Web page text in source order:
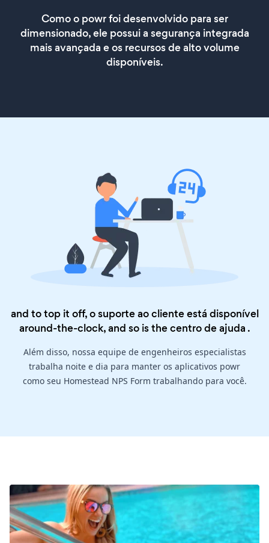
Como o powr foi desenvolvido para ser
dimensionado, ele possui a segurança integrada
mais avançada e os recursos de alto volume
disponíveis.
and to top it off, o suporte ao cliente está disponível
around-the-clock, and so is thecentro de ajuda .
Além disso, nossa equipe de engenheiros especialistas
trabalha noite e dia para manter os aplicativos powr
como seu Homestead NPS Form trabalhando para você.